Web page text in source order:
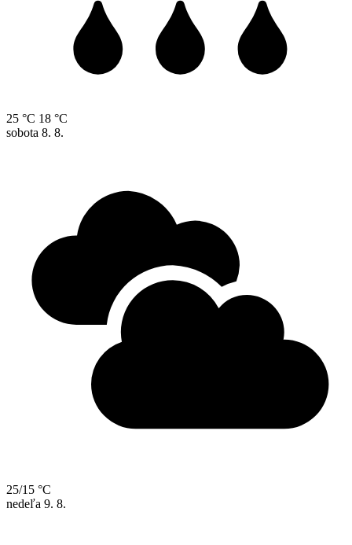
25 °C 18 °C
sobota 8. 8.
25/15 °C
nedeľa 9. 8.